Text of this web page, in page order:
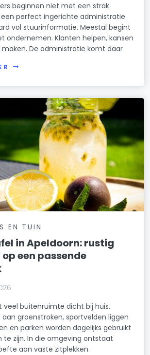
beginnen niet met een strak
perfect ingerichte administratie
vol stuurinformatie. Meestal begint
ondernemen. Klanten helpen, kansen
De administratie komt daar
EN TUIN
in Apeldoorn: rustig
een passende
veel buitenruimte dicht bij huis.
aan groenstroken, sportvelden liggen
en parken worden dagelijks gebruikt
te zijn. In die omgeving ontstaat
aan vaste zitplekken.